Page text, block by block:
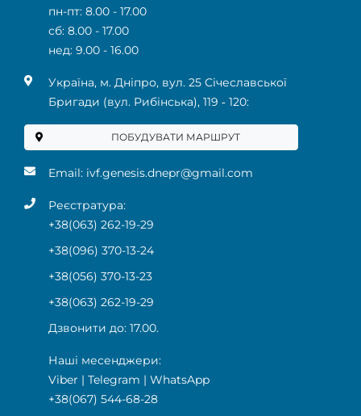
пн-пт: 8.00 - 17.00
сб: 8.00 - 17.00
нед: 9.00 - 16.00
Українa, м. Дніпро, вул. 25 Січеславської
Бригади (вул. Рибінська), 119 ‑ 120:
ПОБУДУВАТИ МАРШРУТ
Email: ivf.genesis.dnepr@gmail.com
Реєстратура:
+38(063) 262-19-29
+38(096) 370-13-24
+38(056) 370-13-23
+38(063) 262-19-29
Дзвонити до: 17.00.
Наші месенджери:
Viber | Telegram | WhatsApp
+38(067) 544-68-28